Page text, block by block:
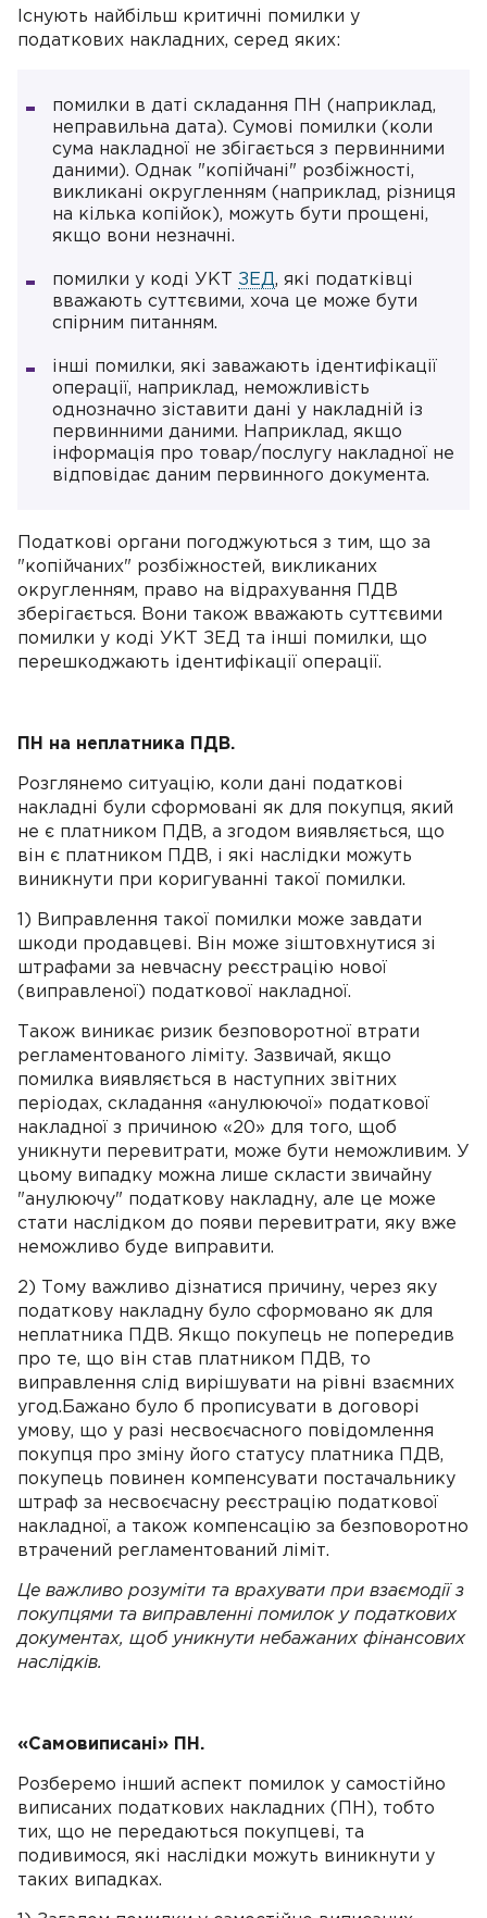
Існують найбільш критичні помилки у
податкових накладних, серед яких:
помилки в даті складання ПН (наприклад,
неправильна дата). Сумові помилки (коли
сума накладної не збігається з первинними
даними). Однак "копійчані" розбіжності,
викликані округленням (наприклад, різниця
на кілька копійок), можуть бути прощені,
якщо вони незначні.
помилки у коді УКТ ЗЕД, які податківці
вважають суттєвими, хоча це може бути
спірним питанням.
інші помилки, які заважають ідентифікації
операції, наприклад, неможливість
однозначно зіставити дані у накладній із
первинними даними. Наприклад, якщо
інформація про товар/послугу накладної не
відповідає даним первинного документа.
Податкові органи погоджуються з тим, що за
"копійчаних" розбіжностей, викликаних
округленням, право на відрахування ПДВ
зберігається. Вони також вважають суттєвими
помилки у коді УКТ ЗЕД та інші помилки, що
перешкоджають ідентифікації операції.
ПН на неплатника ПДВ.
Розглянемо ситуацію, коли дані податкові
накладні були сформовані як для покупця, який
не є платником ПДВ, а згодом виявляється, що
він є платником ПДВ, і які наслідки можуть
виникнути при коригуванні такої помилки.
1) Виправлення такої помилки може завдати
шкоди продавцеві. Він може зіштовхнутися зі
штрафами за невчасну реєстрацію нової
(виправленої) податкової накладної.
Також виникає ризик безповоротної втрати
регламентованого ліміту. Зазвичай, якщо
помилка виявляється в наступних звітних
періодах, складання «анулюючої» податкової
накладної з причиною «20» для того, щоб
уникнути перевитрати, може бути неможливим. У
цьому випадку можна лише скласти звичайну
"анулюючу" податкову накладну, але це може
стати наслідком до появи перевитрати, яку вже
неможливо буде виправити.
2) Тому важливо дізнатися причину, через яку
податкову накладну було сформовано як для
неплатника ПДВ. Якщо покупець не попередив
про те, що він став платником ПДВ, то
виправлення слід вирішувати на рівні взаємних
угод.Бажано було б прописувати в договорі
умову, що у разі несвоєчасного повідомлення
покупця про зміну його статусу платника ПДВ,
покупець повинен компенсувати постачальнику
штраф за несвоєчасну реєстрацію податкової
накладної, а також компенсацію за безповоротно
втрачений регламентований ліміт.
Це важливо розуміти та врахувати при взаємодії з
покупцями та виправленні помилок у податкових
документах, щоб уникнути небажаних фінансових
наслідків.
«Самовиписані» ПН.
Розберемо інший аспект помилок у самостійно
виписаних податкових накладних (ПН), тобто
тих, що не передаються покупцеві, та
подивимося, які наслідки можуть виникнути у
таких випадках.